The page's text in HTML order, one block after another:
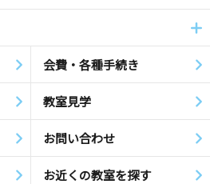
会費・各種手続き
教室見学
お問い合わせ
お近くの教室を探す